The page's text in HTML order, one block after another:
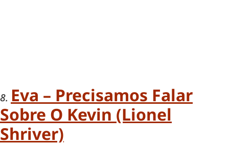
8. Eva – Precisamos Falar
Sobre O Kevin (Lionel
Shriver)